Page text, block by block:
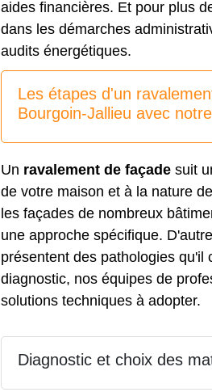
aides financières. Et pour plus
dans les démarches
audits énergétiques.
Les étapes d'un
Bourgoin-Jallieu avec
Un ravalement de façade suit
de votre maison et à la nature
les façades de nombreux
une approche spécifique.
présentent des pathologies qu'il
diagnostic, nos équipes de
solutions techniques à adopter.
Diagnostic et choix des